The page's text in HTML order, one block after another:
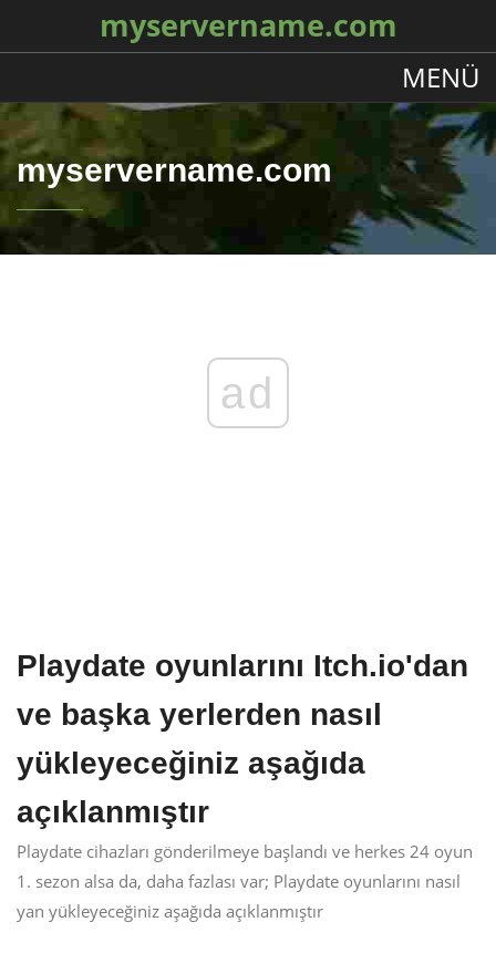
myservername.com
MENÜ
myservername.com
ad
Playdate oyunlarını Itch.io'dan
ve başka yerlerden nasıl
yükleyeceğiniz aşağıda
açıklanmıştır
Playdate cihazları gönderilmeye başlandı ve herkes 24 oyun
1. sezon alsa da, daha fazlası var; Playdate oyunlarını nasıl
yan yükleyeceğiniz aşağıda açıklanmıştır